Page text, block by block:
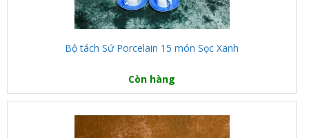
Bộ tách Sứ Porcelain 15 món Sọc Xanh
Còn hàng